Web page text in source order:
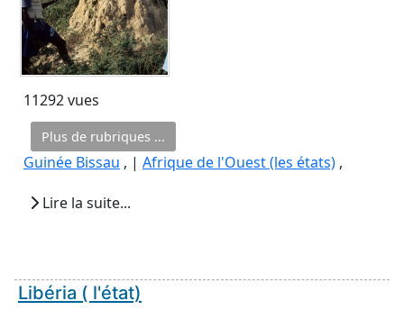
11292 vues
Plus de rubriques ...
Guinée Bissau , | Afrique de l'Ouest (les états) ,
Lire la suite...
Libéria ( l'état)